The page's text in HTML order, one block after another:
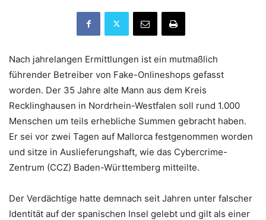
Nach jahrelangen Ermittlungen ist ein mutmaßlich
führender Betreiber von Fake-Onlineshops gefasst
worden. Der 35 Jahre alte Mann aus dem Kreis
Recklinghausen in Nordrhein-Westfalen soll rund 1.000
Menschen um teils erhebliche Summen gebracht haben.
Er sei vor zwei Tagen auf Mallorca festgenommen worden
und sitze in Auslieferungshaft, wie das Cybercrime-
Zentrum (CCZ) Baden-Württemberg mitteilte.
Der Verdächtige hatte demnach seit Jahren unter falscher
Identität auf der spanischen Insel gelebt und gilt als einer